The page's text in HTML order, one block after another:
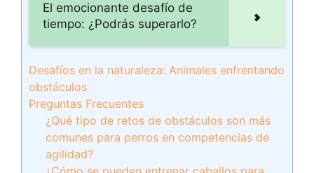
El emocionante desafío de
tiempo: ¿Podrás superarlo?
Desafíos en la naturaleza: Animales enfrentando
obstáculos
Preguntas Frecuentes
¿Qué tipo de retos de obstáculos son más
comunes para perros en competencias de
agilidad?